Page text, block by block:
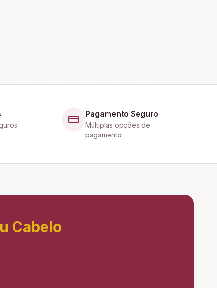
Pagamento Seguro
Múltiplas opções de
pagamento
Cabelo